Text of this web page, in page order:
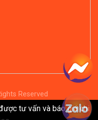
Reserved
tư vấn và báo giá chi